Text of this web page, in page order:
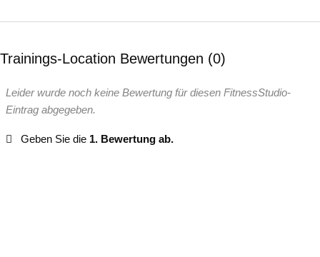
Trainings-Location Bewertungen 0
Leider wurde noch keine Bewertung für diesen FitnessStudio-
Eintrag abgegeben.
Geben Sie die 1. Bewertung ab.